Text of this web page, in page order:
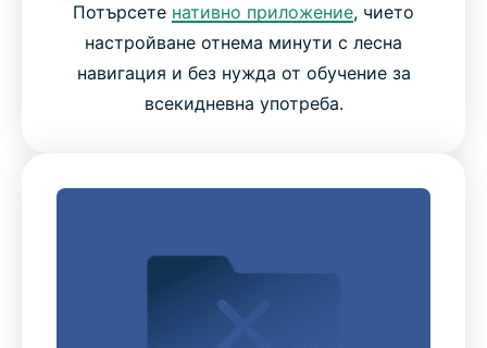
Потърсете нативно приложение, чието
настройване отнема минути с лесна
навигация и без нужда от обучение за
всекидневна употреба.